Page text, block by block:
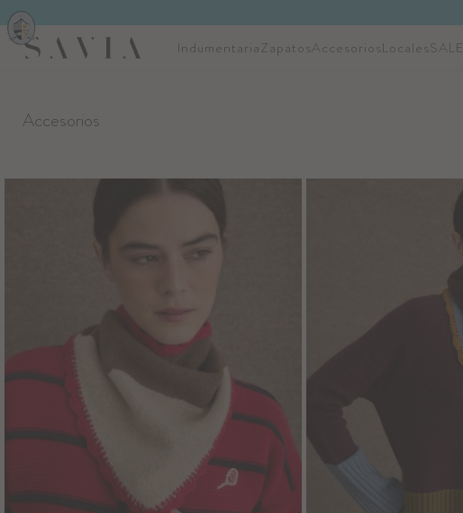
IndumentariaZapatosAccesoriosLocalesSALE
Accesorios